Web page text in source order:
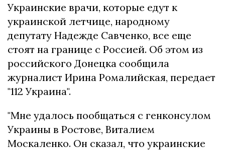
Украинские врачи, которые едут к
украинской летчице, народному
депутату Надежде Савченко, все еще
стоят на границе с Россией. Об этом из
российского Донецка сообщила
журналист Ирина Ромалийская, передает
"112 Украина".
"Мне удалось пообщаться с генконсулом
Украины в Ростове, Виталием
Москаленко. Он сказал, что украинские